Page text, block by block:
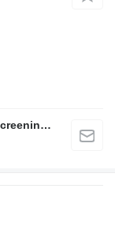
FABO Mobile & Stationary Crushing and Screening Plants | Concrete Batching Plants Manufacturer